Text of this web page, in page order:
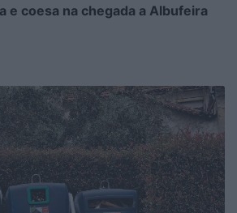
e coesa na chegada a Albufeira